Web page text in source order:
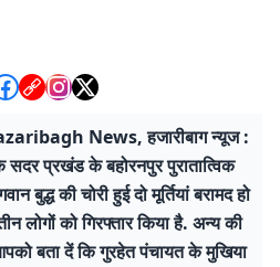
News, हजारीबाग न्यूज :
प्रखंड के बहोरनपुर पुरातात्विक
बुद्ध की चोरी हुई दो मूर्तियां बरामद हो
लोगों को गिरफ्तार किया है. अन्य की
बता दें कि गुरहेत पंचायत के मुखिया